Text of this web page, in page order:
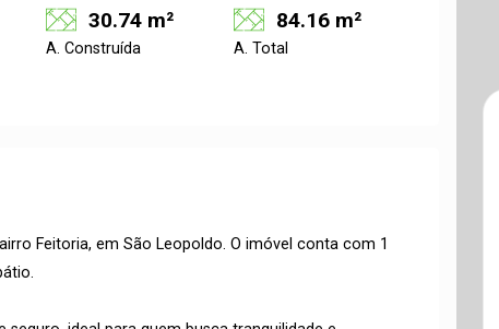
30.74 m²
A. Construída
84.16 m²
A. Total
Feitoria, em São Leopoldo. O imóvel conta com 1